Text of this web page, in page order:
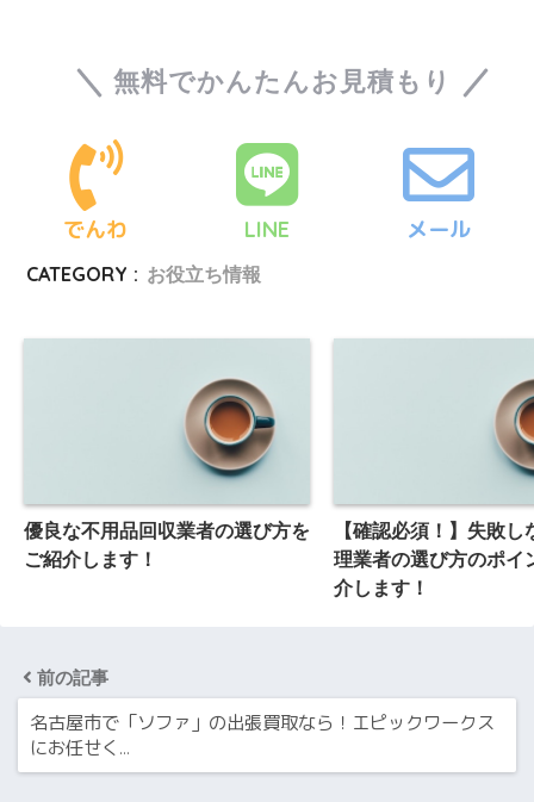
無料でかんたんお見積もり
でんわ LINE メール
CATEGORY : お役立ち情報
優良な不用品回収業者の選び方を
ご紹介します！
【確認必須！】失敗
理業者の選び方のポイ
介します！
前の記事
名古屋市で「ソファ」の出張買取なら！エピックワークス
にお任せく…